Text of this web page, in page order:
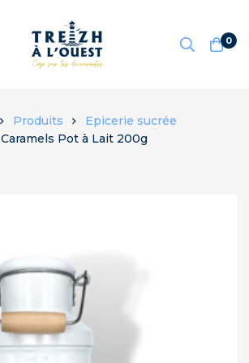
0
Produits
Epicerie sucrée
Caramels Pot à Lait 200g